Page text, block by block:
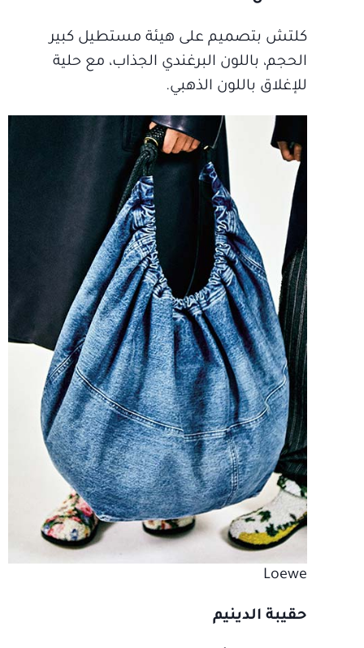
كلتش بتصميم على هيئة مستطيل كبير
الحجم، باللون البرغندي الجذاب، مع حلية
للإغلاق باللون الذهبي.
Loewe
حقيبة الدينيم